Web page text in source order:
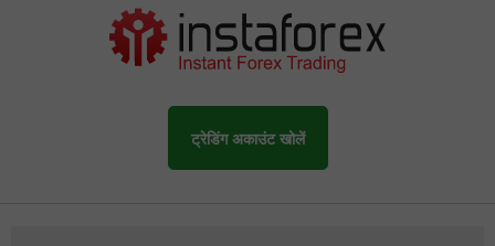
ट्रेडिंग अकाउंट खोलें